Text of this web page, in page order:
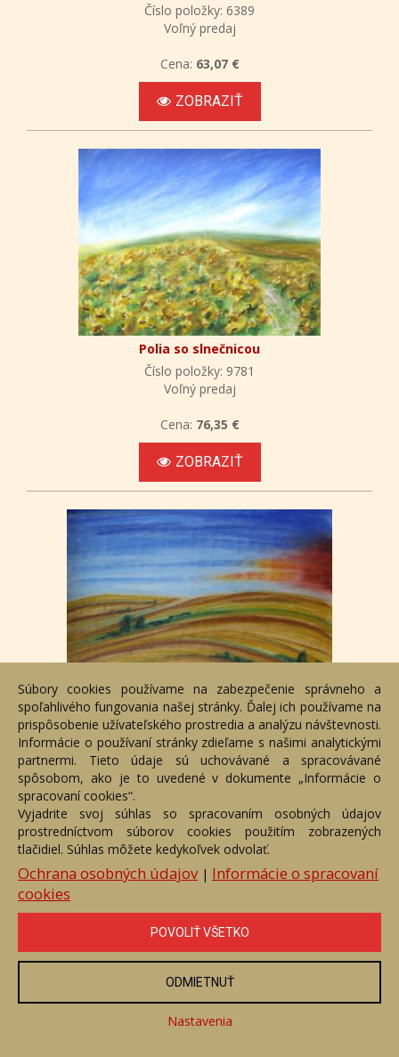
Číslo položky: 6389
Voľný predaj
Cena: 63,07 €
ZOBRAZIŤ
Polia so slnečnicou
Číslo položky: 9781
Voľný predaj
Cena: 76,35 €
ZOBRAZIŤ
Pole za dedinou
Číslo položky: 6410
Voľný predaj
Cena:63,07 €
ZOBRAZIŤ
Súbory cookies používame na zabezpečenie správneho a
spoľahlivého fungovania našej stránky. Ďalej ich používame na
prispôsobenie užívateľského prostredia a analýzu návštevnosti.
Informácie o používaní stránky zdieľame s našimi analytickými
partnermi. Tieto údaje sú uchovávané a spracovávané
spôsobom, ako je to uvedené v dokumente „Informácie o
spracovaní cookies“.
Vyjadrite svoj súhlas so spracovaním osobných údajov
prostredníctvom súborov cookies použitím zobrazených
tlačidiel. Súhlas môžete kedykoľvek odvolať.
Ochrana osobných údajov| Informácie o spracovaní
cookies
POVOLIŤ VŠETKO
ODMIETNUŤ
Nastavenia